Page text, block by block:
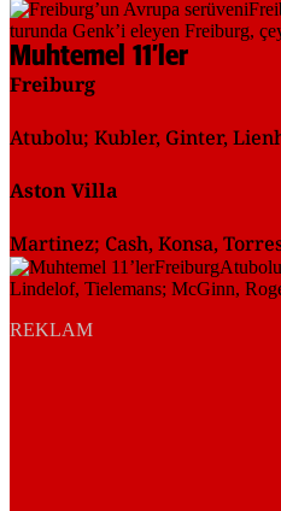
Muhtemel 11’ler
Freiburg
Atubolu; Kubler, Ginter,
Aston Villa
Martinez; Cash, Konsa,
REKLAM